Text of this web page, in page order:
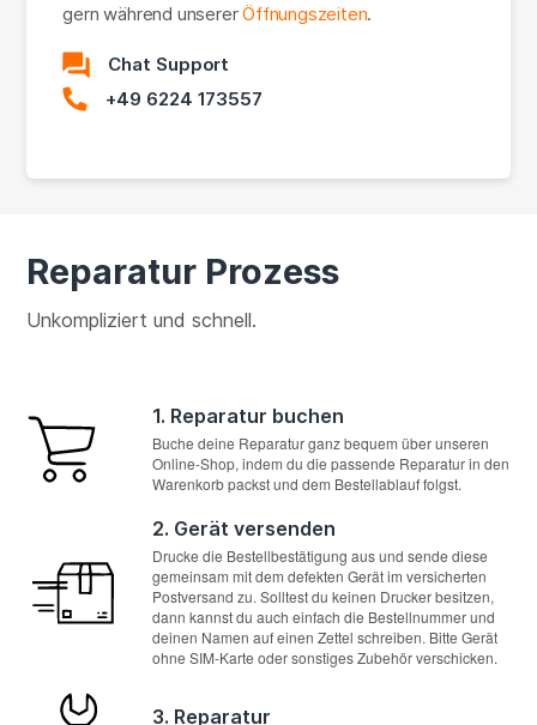
gern während unsererÖffnungszeiten.
Chat Support
+49 6224 173557
Reparatur Prozess
Unkompliziert und schnell.
1. Reparatur buchen
Buche deine Reparatur ganz bequem über unseren
Online-Shop, indem du die passende Reparatur in den
Warenkorb packst und dem Bestellablauf folgst.
2. Gerät versenden
Drucke die Bestellbestätigung aus und sende diese
gemeinsam mit dem defekten Gerät im versicherten
Postversand zu. Solltest du keinen Drucker besitzen,
dann kannst du auch einfach die Bestellnummer und
deinen Namen auf einen Zettel schreiben. Bitte Gerät
ohne SIM-Karte oder sonstiges Zubehör verschicken.
3. Reparatur